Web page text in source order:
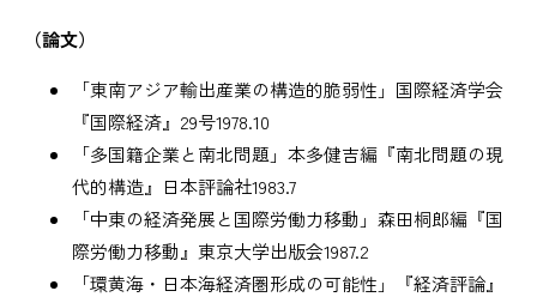
（論文）
「東南アジア輸出産業の構造的脆弱性」国際経済学会
『国際経済』29号1978.10
「多国籍企業と南北問題」本多健吉編『南北問題の現
代的構造』日本評論社1983.7
「中東の経済発展と国際労働力移動」森田桐郎編『国
際労働力移動』東京大学出版会1987.2
「環黄海・日本海経済圏形成の可能性」『経済評論』